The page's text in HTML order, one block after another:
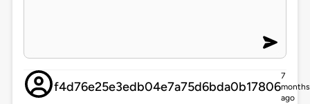
f4d76e25e3edb04e7a75d6bda0b17806
7
months
ago